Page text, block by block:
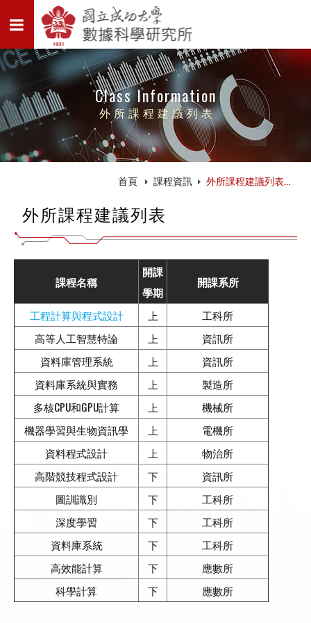
Class Information
外所課程建議列表
首頁 課程資訊 外所課程建議列表...
外所課程建議列表
課程名稱
開課
學期
開課系所
工程計算與程式設計 上
工科所
高等人工智慧特論
上
資訊所
資料庫管理系統
上
資訊所
資料庫系統與實務
上
製造所
多核CPU和GPU計算
上
機械所
機器學習與生物資訊學
上
電機所
資料程式設計
上
物治所
高階競技程式設計
下
資訊所
圖訓識別
下
工科所
深度學習
下
工科所
資料庫系統
下
工科所
高效能計算
下
應數所
科學計算
下 應數所